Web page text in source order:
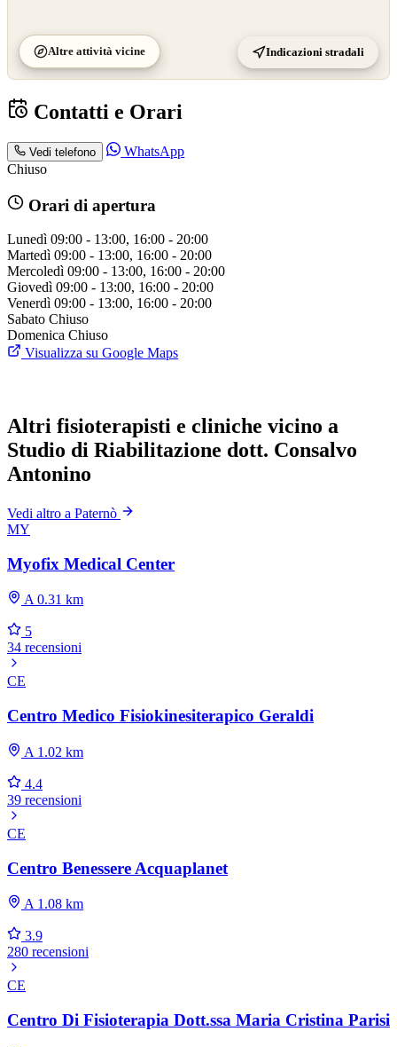
Altre attività vicine Indicazioni stradali
Contatti e Orari
Vedi telefono
WhatsApp
Chiuso
Orari di apertura
Lunedì 09:00 - 13:00, 16:00 - 20:00
Martedì 09:00 - 13:00, 16:00 - 20:00
Mercoledì 09:00 - 13:00, 16:00 - 20:00
Giovedì 09:00 - 13:00, 16:00 - 20:00
Venerdì 09:00 - 13:00, 16:00 - 20:00
Sabato Chiuso
Domenica Chiuso
Visualizza su Google Maps
Altri fisioterapisti e cliniche vicino a
Studio di Riabilitazione dott. Consalvo
Antonino
Vedi altro a Paternò
MY
Myofix Medical Center
A 0.31 km
5
34 recensioni
CE
Centro Medico Fisiokinesiterapico Geraldi
A 1.02 km
4.4
39 recensioni
CE
Centro Benessere Acquaplanet
A 1.08 km
3.9
280 recensioni
CE
Centro Di Fisioterapia Dott.ssa Maria Cristina Parisi